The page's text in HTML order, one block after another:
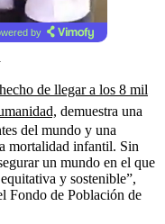
by
de llegar a los 8 mil
demuestra una
del mundo y una
mortalidad infantil. Sin
un mundo en el que
y sostenible”,
Fondo de Población de